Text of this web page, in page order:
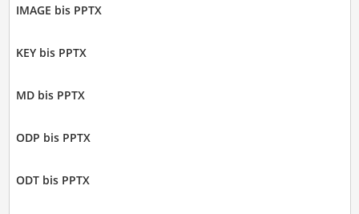
IMAGE bis PPTX
KEY bis PPTX
MD bis PPTX
ODP bis PPTX
ODT bis PPTX